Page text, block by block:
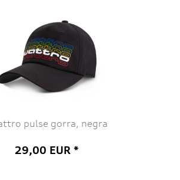
pulse gorra, negra
29,00 EUR *